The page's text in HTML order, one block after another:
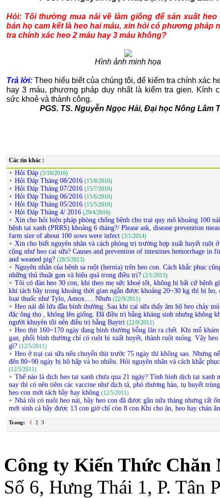
Hỏi: Tôi thường mua nái về làm giống để sản xuất heo
bán họ cam kết là heo hai máu, xin hỏi có phương pháp
tra chính xác heo 2 máu hay 3 máu không?
Hình ảnh minh họa
Trả lời: Theo hiểu biết của chúng tôi, để kiểm tra chính xác
hay 3 máu, phương pháp duy nhất là kiểm tra gien. Kính
sức khoẻ và thành công.
PGS. TS. Nguyễn Ngọc Hải, Đại học Nông Lâm
Các tin khác :
Hỏi Đáp (5/10/2016)
Hỏi Đáp Tháng 08/2016 (15/8/2016)
Hỏi Đáp Tháng 07/2016 (15/7/2016)
Hỏi Đáp Tháng 06/2016 (15/6/2016)
Hỏi Đáp Tháng 05/2016 (15/5/2016)
Hỏi Đáp Tháng 4/ 2016 (29/4/2016)
Xin cho hỏi biện pháp phòng chống bệnh cho trại quy mô khoảng 100
bệnh tai xanh (PRRS) khoảng 6 tháng?/ Please ask, disease prevention
farm size of about 100 sows were infect (3/1/2014)
Xin cho biết nguyên nhân và cách phòng trị trường hợp xuất huyết ruột
cũng như heo cai sữa? Causes and prevention of intestines hemorrhage in
and weaned pig? (28/5/2013)
Nguyên nhân của bệnh sa ruột (hernia) trên heo con. Cách khắc phục
những thủ thuật gọn và hiệu quả trong điều trị? (2/1/2013)
Tôi có đàn heo 30 con, khi theo mẹ sức khoẻ tốt, không bị bất cứ bệnh
khi tách bầy trong khoảng thời gian ngắn được khoảng 20~30 kg thì bị ho,
loại thuốc như Tylo, Amox…. Nhưn (22/9/2011)
Heo nái đẻ lứa đầu bình thường. Sau khi cai sữa thấy âm hộ heo chảy
đặc ông thọ , không lên giống. Đã điều trị bằng kháng sinh nhưng không
người khuyên tôi nên điều trị bằng Baytri (22/9/2011)
Heo thịt 160~170 ngày đang bình thường bỗng lăn ra chết. Khi mổ
gan, phổi bình thường chỉ có ruột bị xuất huyết, thành ruột mỏng. Vậy heo
gì? (12/5/2011)
Heo ở trại cai sữa nếu chuyển thịt trước 75 ngày thì không sao. Nhưng
đến 80~90 ngày bị hô hấp và ho nhiều. Hỏi nguyên nhân và cách khắc
(12/5/2011)
Thế nào là dịch heo tai xanh chưa qua 21 ngày? Tình hình dịch tai xanh
nay thì có nên tiêm các vaccine như dịch tả, phó thương hàn, tụ huyết
heo con mới tách bầy hay không (12/5/2011)
Nhà tôi có nuôi heo nái, bầy heo con đã được gần nửa tháng nhưng rất
mới sinh cả bầy được 13 con giờ chỉ còn 8 con.Khi cho ăn, heo hay chán
Trang: 1 2 3
Công ty Kiến Thức Chăn
Số 6, Hưng Thái 1, P. Tân